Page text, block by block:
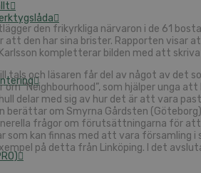
den frikyrkliga närvaron i de 61
att den har sina brister. Rapporten
kompletterar bilden med att
tals och läsaren får del av något av
”Neighbourhood”, som hjälper unga
delar med sig av hur det är att vara
berättar om Smyrna Gårdsten
frågor om förutsättningarna för
kan finnas med att vara församling
på detta från Linköping. I det